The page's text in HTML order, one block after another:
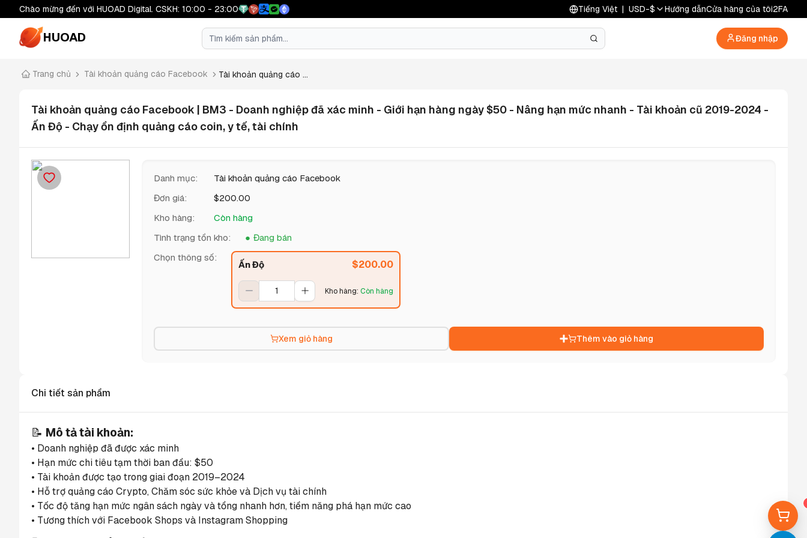
Chào mừng đến với HUOAD Digital. CSKH: 10:00 - 23:00 Tiếng Việt | USD-$ Hướng dẫnCửa hàng của tôi2FA
HUOAD Đăng nhập
Trang chủ Tài khoản quảng cáo Facebook Tài khoản quảng cáo ...
Tài khoản quảng cáo Facebook | BM3 - Doanh nghiệp đã xác minh - Giới hạn hàng ngày $50 - Nâng hạn mức nhanh - Tài khoản cũ 2019-2024 -
Ấn Độ - Chạy ổn định quảng cáo coin, y tế, tài chính
Danh mục:
Tài khoản quảng cáo Facebook
Đơn giá: $200.00
Kho hàng:
Còn hàng
Tình trạng tồn kho:
Đang bán
Chọn thông số:
Ấn Độ $200.00
Kho hàng: Còn hàng
Xem giỏ hàng Thêm vào giỏ hàng
Chi tiết sản phẩm
📝 Mô tả tài khoản:
• Doanh nghiệp đã được xác minh
• Hạn mức chi tiêu tạm thời ban đầu: $50
• Tài khoản được tạo trong giai đoạn 2019–2024
• Hỗ trợ quảng cáo Crypto, Chăm sóc sức khỏe và Dịch vụ tài chính
• Tốc độ tăng hạn mức ngân sách ngày và tổng nhanh hơn, tiềm năng phá hạn mức cao
• Tương thích với Facebook Shops và Instagram Shopping